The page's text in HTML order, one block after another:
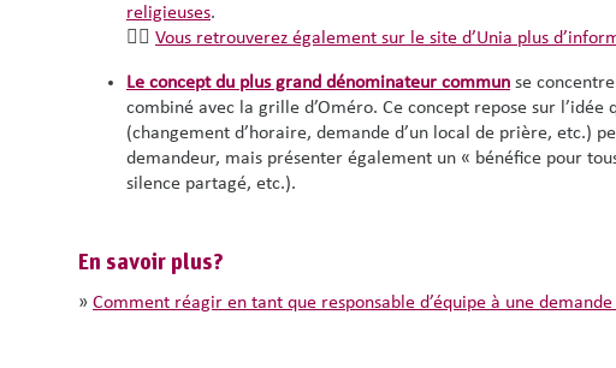
religieuses.
👉🏽 Vous retrouverez également sur le site d’Unia plus
Le concept du plus grand dénominateur commun se
combiné avec la grille d’Oméro. Ce concept repose sur
(changement d’horaire, demande d’un local de prière, etc.)
demandeur, mais présenter également un « bénéfice pour
silence partagé, etc.).
En savoir plus?
» Comment réagir en tant que responsable d’équipe à une